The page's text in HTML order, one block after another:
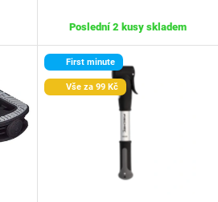
Poslední 2 kusy skladem
First minute
Vše za 99 Kč